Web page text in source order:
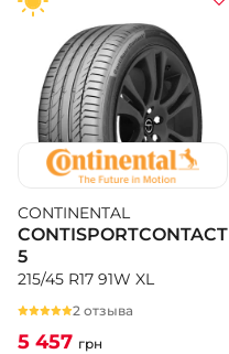
CONTINENTAL
CONTISPORTCONTACT
5
215/45 R17 91W XL
2 отзыва
5 457 грн